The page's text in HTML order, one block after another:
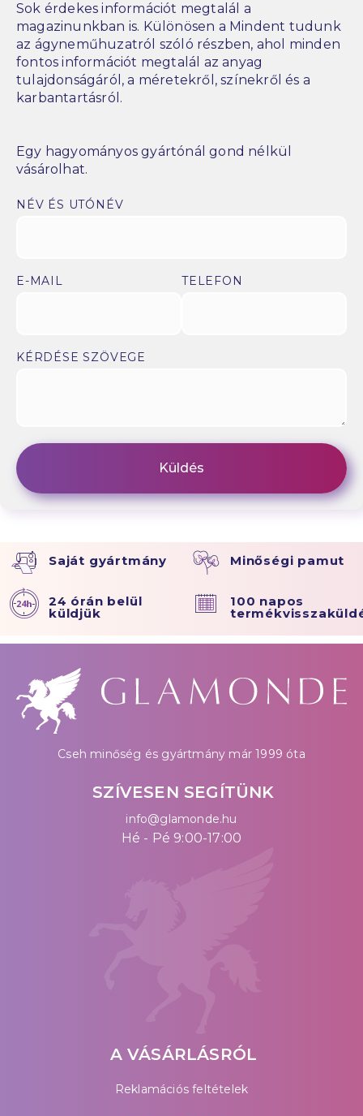
Sok érdekes információt megtalál a
magazinunkban is. Különösen a Mindent tudunk
az ágyneműhuzatról szóló részben, ahol minden
fontos információt megtalál az anyag
tulajdonságáról, a méretekről, színekről és a
karbantartásról.
Egy hagyományos gyártónál gond nélkül
vásárolhat.
NÉV ÉS UTÓNÉV
E-MAIL TELEFON
KÉRDÉSE SZÖVEGE
Saját gyártmány Minőségi pamut
24 órán belül
küldjük
100 napos
Cseh minőség és gyártmány már 1999 óta
SZÍVESEN SEGÍTÜNK
info@glamonde.hu
Hé - Pé 9:00-17:00
A VÁSÁRLÁSRÓL
Reklamációs feltételek